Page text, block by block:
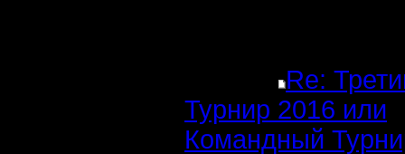
Re:
Турнир 2016 или
Командный